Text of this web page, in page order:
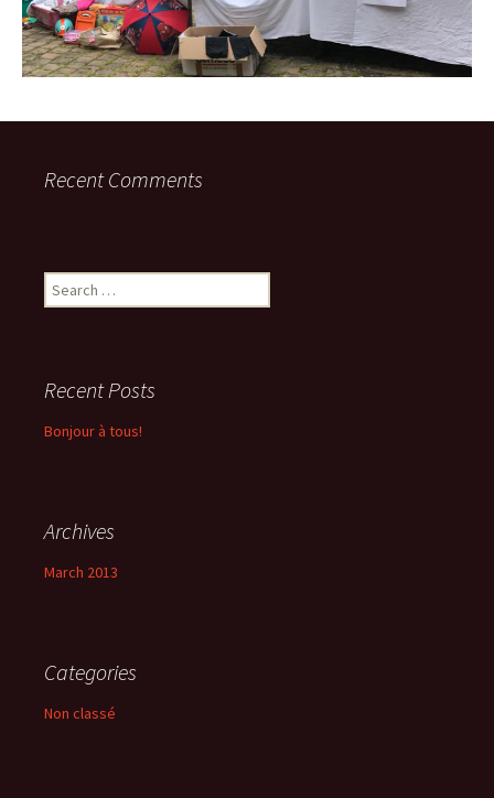
Recent Comments
Search
for:
Recent Posts
Bonjour à tous!
Archives
March 2013
Categories
Non classé